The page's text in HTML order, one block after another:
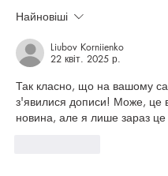
початківців
Найновіші
Liubov Korniienko
22 квіт. 2025 р.
Так класно, що на вашому
з'явилися дописи! Може, це
новина, але я лише зараз це